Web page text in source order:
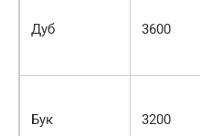
Дуб 3600
Бук 3200